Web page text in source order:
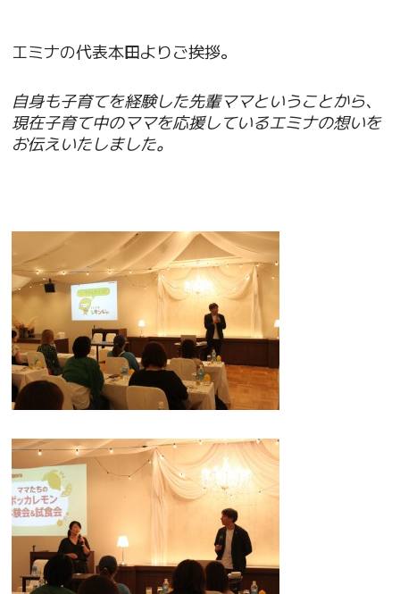
エミナの代表本田よりご挨拶。
自身も子育てを経験した先輩ママということから、
現在子育て中のママを応援しているエミナの想いを
お伝えいたしました。